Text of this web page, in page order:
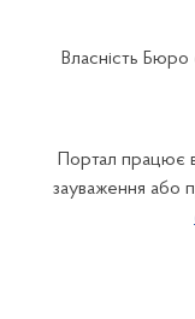
Власність Бюро
Портал працює
зауваження або